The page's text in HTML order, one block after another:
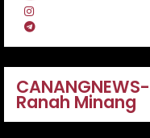
Ranah Minang